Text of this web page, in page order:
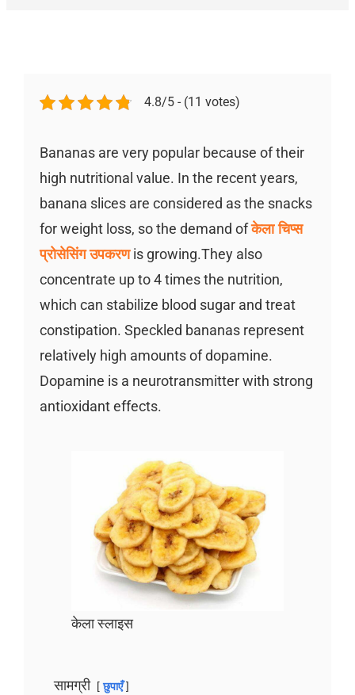
4.8/5 - (11 votes)
Bananas are very popular because of their
high nutritional value. In the recent years,
banana slices are considered as the snacks
for weight loss, so the demand ofकेला चिप्स
प्रोसेसिंग उपकरण is growing.They also
concentrate up to 4 times the nutrition,
which can stabilize blood sugar and treat
constipation. Speckled bananas represent
relatively high amounts of dopamine.
Dopamine is a neurotransmitter with strong
antioxidant effects.
केला स्लाइस
सामग्री छुपाएँ